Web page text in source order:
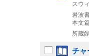
スウ
岩波
本文
所蔵
チャ